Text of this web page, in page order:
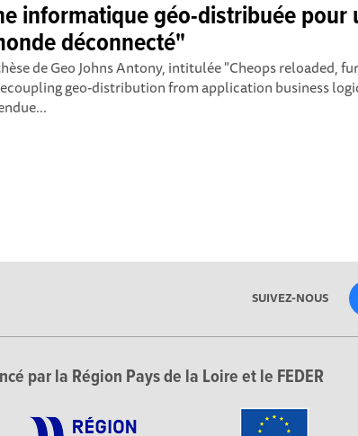
informatique géo-distribuée pour
déconnecté"
de Geo Johns Antony, intitulée "Cheops reloaded,
geo-distribution from application business
SUIVEZ-NOUS
par la Région Pays de la Loire et le FEDER